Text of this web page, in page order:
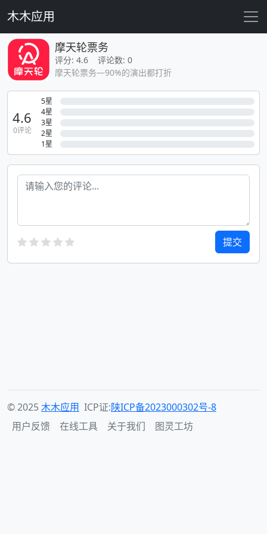
木木应用
摩天轮票务
评分: 4.6 评论数: 0
摩天轮票务—90%的演出都打折
4.6
0评论
5星
4星
3星
2星
1星
提交
© 2025木木应用 ICP证:陕ICP备2023000302号-8
用户反馈
在线工具 关于我们 图灵工坊